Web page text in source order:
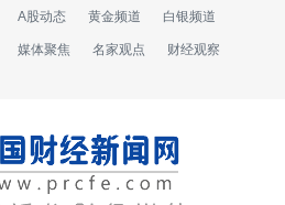
A股动态 黄金频道 白银频道
媒体聚焦 名家观点 财经观察